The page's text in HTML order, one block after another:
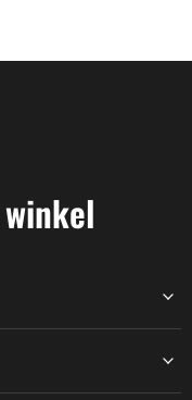
winkel